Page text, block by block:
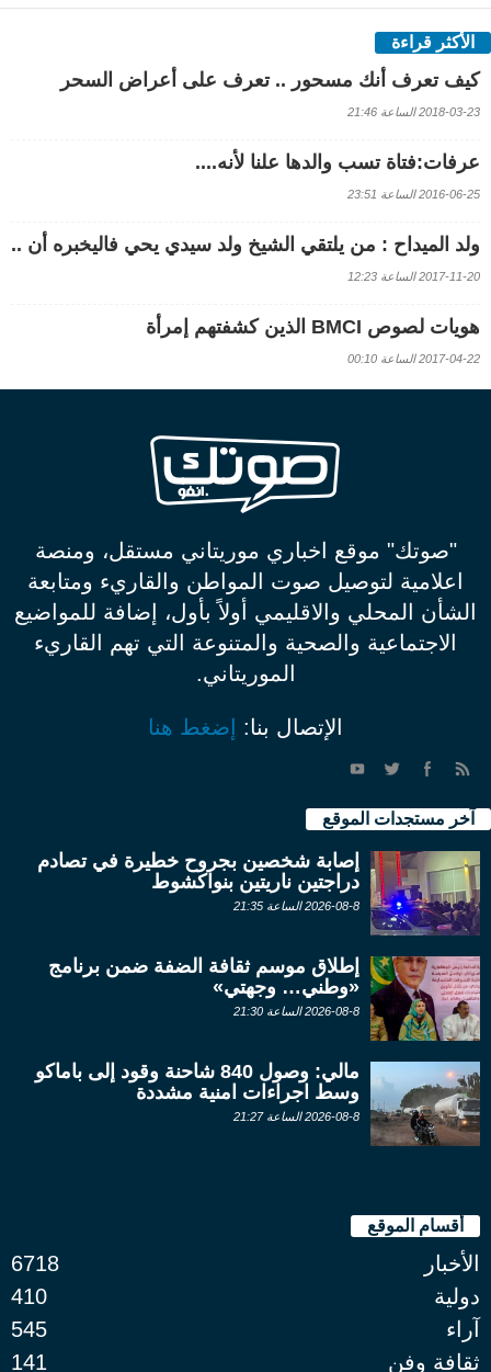
الأكثر قراءة
كيف تعرف أنك مسحور .. تعرف على أعراض السحر
2018-03-23 الساعة 21:46
عرفات:فتاة تسب والدها علنا لأنه....
2016-06-25 الساعة 23:51
ولد الميداح : من يلتقي الشيخ ولد سيدي يحي فاليخبره أن ..
2017-11-20 الساعة 12:23
هويات لصوص BMCI الذين كشفتهم إمرأة
2017-04-22 الساعة 00:10
"صوتك" موقع اخباري موريتاني مستقل، ومنصة
اعلامية لتوصيل صوت المواطن والقاريء ومتابعة
الشأن المحلي والاقليمي أولاً بأول، إضافة للمواضيع
الاجتماعية والصحية والمتنوعة التي تهم القاريء
الموريتاني.
الإتصال بنا: إضغط هنا
آخر مستجدات الموقع
إصابة شخصين بجروح خطيرة في تصادم
دراجتين ناريتين بنواكشوط
2026-08-8 الساعة 21:35
إطلاق موسم ثقافة الضفة ضمن برنامج
«وطني… وجهتي»
2026-08-8 الساعة 21:30
مالي: وصول 840 شاحنة وقود إلى باماكو
وسط اجراءات امنية مشددة
2026-08-8 الساعة 21:27
أقسام الموقع
الأخبار
6718
دولية
410
آراء
545
ثقافة وفن
141